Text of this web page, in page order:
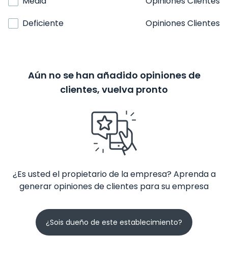
Deficiente
Opiniones Clientes
Aún no se han añadido opiniones de
clientes, vuelva pronto
¿Es usted el propietario de la empresa? Aprenda a
generar opiniones de clientes para su empresa
¿Sois dueño de este establecimiento?